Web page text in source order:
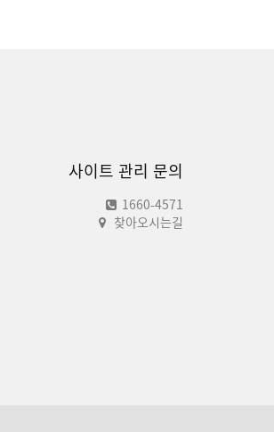
사이트 관리 문의
1660-4571
찾아오시는길